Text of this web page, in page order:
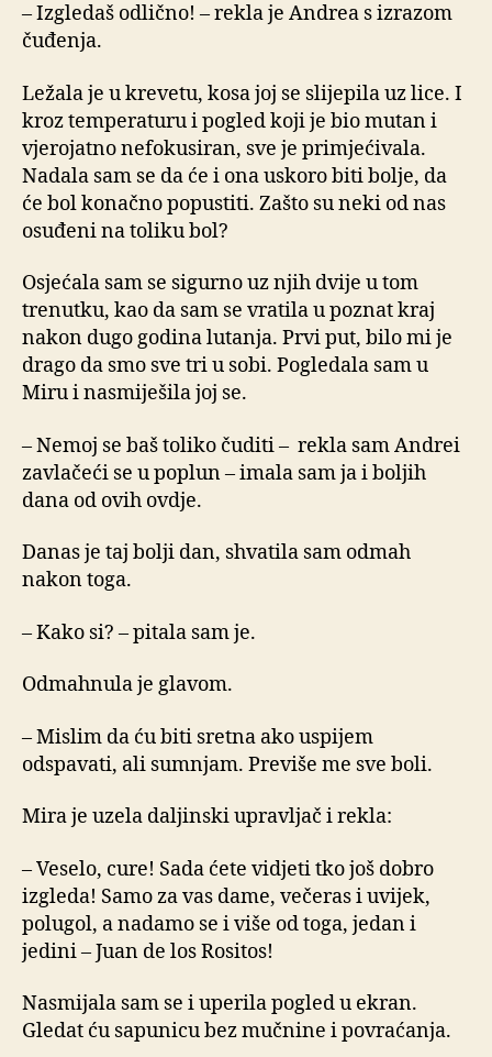
– Izgledaš odlično! – rekla je Andrea s izrazom
čuđenja.
Ležala je u krevetu, kosa joj se slijepila uz lice. I
kroz temperaturu i pogled koji je bio mutan i
vjerojatno nefokusiran, sve je primjećivala.
Nadala sam se da će i ona uskoro biti bolje, da
će bol konačno popustiti. Zašto su neki od nas
osuđeni na toliku bol?
Osjećala sam se sigurno uz njih dvije u tom
trenutku, kao da sam se vratila u poznat kraj
nakon dugo godina lutanja. Prvi put, bilo mi je
drago da smo sve tri u sobi. Pogledala sam u
Miru i nasmiješila joj se.
– Nemoj se baš toliko čuditi – rekla sam Andrei
zavlačeći se u poplun – imala sam ja i boljih
dana od ovih ovdje.
Danas je taj bolji dan, shvatila sam odmah
nakon toga.
– Kako si? – pitala sam je.
Odmahnula je glavom.
– Mislim da ću biti sretna ako uspijem
odspavati, ali sumnjam. Previše me sve boli.
Mira je uzela daljinski upravljač i rekla:
– Veselo, cure! Sada ćete vidjeti tko još dobro
izgleda! Samo za vas dame, večeras i uvijek,
polugol, a nadamo se i više od toga, jedan i
jedini – Juan de los Rositos!
Nasmijala sam se i uperila pogled u ekran.
Gledat ću sapunicu bez mučnine i povraćanja.